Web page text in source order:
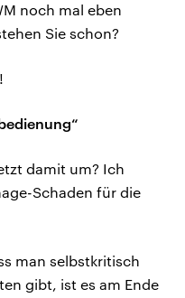
noch mal eben
Sie schon?
damit um? Ich
Schaden für die
man selbstkritisch
gibt, ist es am Ende